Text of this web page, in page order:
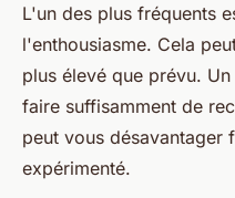
L'un des plus fréquents
l'enthousiasme. Cela
plus élevé que prévu.
faire suffisamment de
peut vous désavantager
expérimenté.